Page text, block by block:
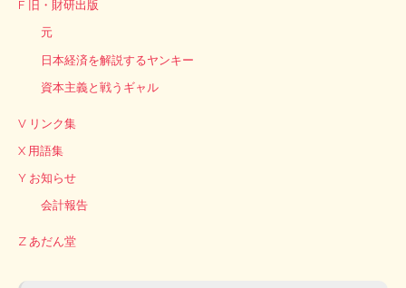
F 旧・財研出版
元
日本経済を解説するヤンキー
資本主義と戦うギャル
V リンク集
X 用語集
Y お知らせ
会計報告
Z あだん堂